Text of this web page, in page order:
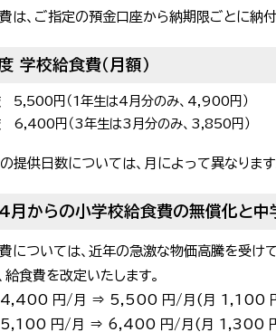
は、ご指定の預金口座から納期限ごとに納付
学校給食費（月額）
5,500円（1年生は4月分のみ、4,900円）
6,400円（3年生は3月分のみ、3,850円）
の提供日数については、月によって異なりま
月からの小学校給食費の無償化と中
については、近年の急激な物価高騰を受け
給食費を改定いたします。
】4,400 円/月 ⇒ 5,500 円/月(月 1,100
】5,100 円/月 ⇒ 6,400 円/月(月 1,300